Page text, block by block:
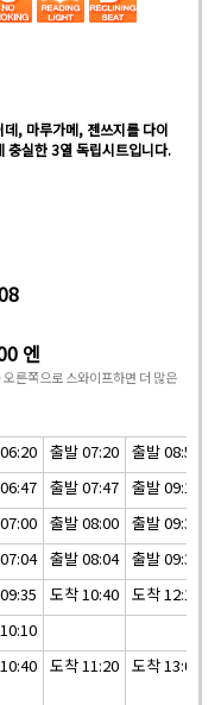
, 마루가메, 젠쓰지를 다이
충실한 3열 독립시트입니다.
엔
른쪽으로 스와이프하면 더 많은
출발 07:20 출발 08:50
출발 07:47 출발 09:17
출발 08:00 출발 09:30
출발 08:04 출발 09:34
도착 10:40 도착 12:15
도착 11:20 도착 13:00